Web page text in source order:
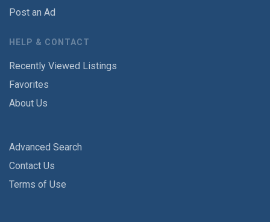
Post an Ad
HELP & CONTACT
Recently Viewed Listings
Favorites
About Us
Advanced Search
Contact Us
Terms of Use